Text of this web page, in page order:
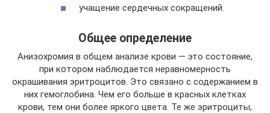
учащение сердечных сокращений.
Общее определение
Анизохромия в общем анализе крови — это состояние,
при котором наблюдается неравномерность
окрашивания эритроцитов. Это связано с содержанием в
них гемоглобина. Чем его больше в красных клетках
крови, тем они более яркого цвета. Те же эритроциты,